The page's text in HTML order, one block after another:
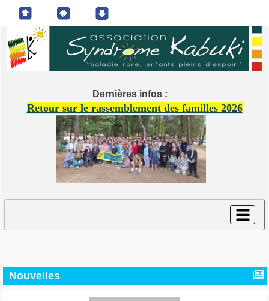
Dernières infos :
Retour sur le rassemblement des familles 2026
Nouvelles